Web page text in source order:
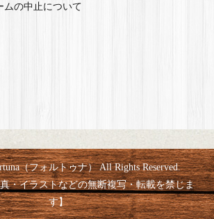
ムの中止について
（フォルトゥナ） All Rights Reserved.
・イラストなどの無断複写・転載を禁じま
す】